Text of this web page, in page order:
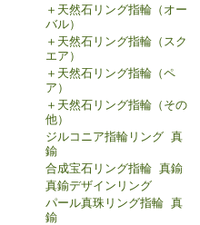
＋天然石リング指輪（オー
バル）
＋天然石リング指輪（スク
エア）
＋天然石リング指輪（ペ
ア）
＋天然石リング指輪（その
他）
ジルコニア指輪リング 真
鍮
合成宝石リング指輪 真鍮
真鍮デザインリング
パール真珠リング指輪 真
鍮